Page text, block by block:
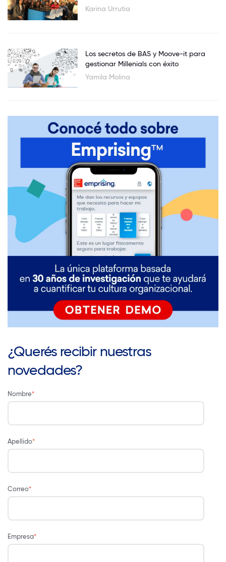
Karina Urrutia
Los secretos de BAS y Moove-it para
gestionar Millenials con éxito
Yamila Molina
¿Querés recibir nuestras
novedades?
Nombre*
Apellido*
Correo*
Empresa*